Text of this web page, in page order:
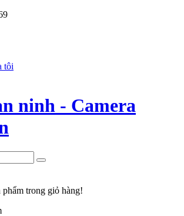
tôi
ninh - Camera
trong giỏ hàng!